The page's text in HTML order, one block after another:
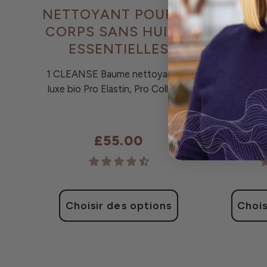
NETTOYANT POUR LE
CORPS SANS HUILES
ESSENTIELLES
1 CLEANSE Baume nettoyant de
luxe bio Pro Elastin, Pro Collagen
£55.00
Choisir des options
CIRE
1